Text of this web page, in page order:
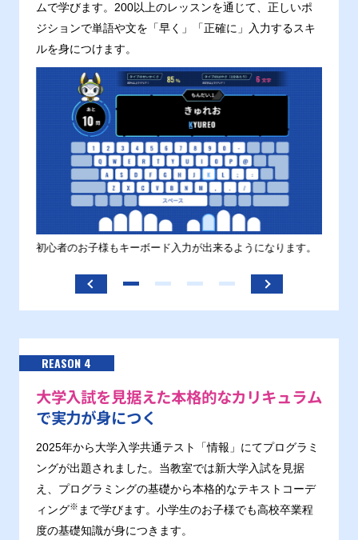
ムで学びます。200以上のレッスンを通じて、正しいポ
ジションで単語や文を「早く」「正確に」入力するスキ
ルを身につけます。
初心者のお子様もキーボード入力が出来るようになります。
REASON 4
大学入試を見据えた本格的なカリキュラム
で実力が身につく
2025年から大学入学共通テスト「情報」にてプログラミ
ングが出題されました。当教室では新大学入試を見据
え、プログラミングの基礎から本格的なテキストコーデ
ィング※ まで学びます。小学生のお子様でも高校卒業程
度の基礎知識が身につきます。